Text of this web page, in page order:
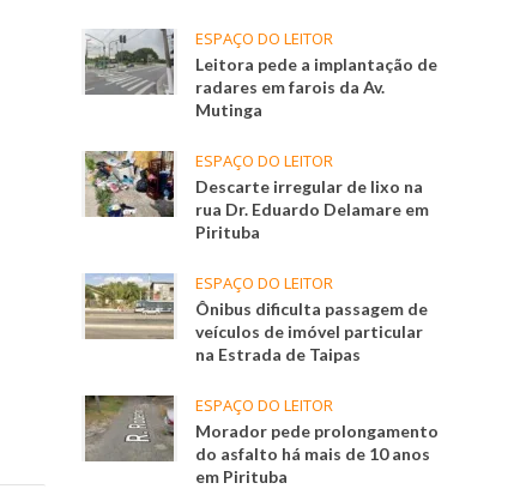
ESPAÇO DO LEITOR
Leitora pede a implantação de
radares em farois da Av.
Mutinga
ESPAÇO DO LEITOR
Descarte irregular de lixo na
rua Dr. Eduardo Delamare em
Pirituba
ESPAÇO DO LEITOR
Ônibus dificulta passagem de
veículos de imóvel particular
na Estrada de Taipas
ESPAÇO DO LEITOR
Morador pede prolongamento
do asfalto há mais de 10 anos
em Pirituba